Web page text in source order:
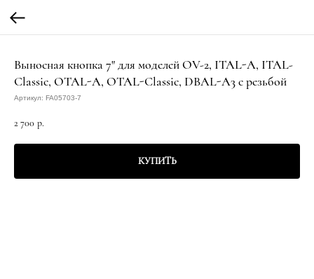
Выносная кнопка 7" для моделей OV-2, ITAL-A, ITAL-
Classic, OTAL-A, OTAL-Classic, DBAL-A3 с резьбой
Артикул: FA05703-7
2 700 р.
КУПИТЬ